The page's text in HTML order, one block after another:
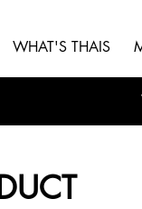
WHAT'S THAIS